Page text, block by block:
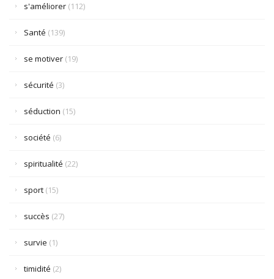
s'améliorer (112)
Santé (139)
se motiver (19)
sécurité (3)
séduction (15)
société (6)
spiritualité (22)
sport (15)
succès (27)
survie (1)
timidité (2)